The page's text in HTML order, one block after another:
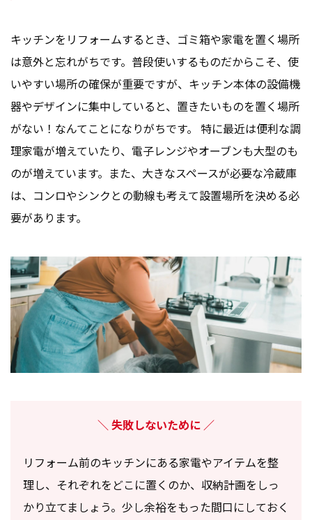
キッチンをリフォームするとき、ゴミ箱や家電を置く場所
は意外と忘れがちです。普段使いするものだからこそ、使
いやすい場所の確保が重要ですが、キッチン本体の設備機
器やデザインに集中していると、置きたいものを置く場所
がない！なんてことになりがちです。 特に最近は便利な調
理家電が増えていたり、電子レンジやオーブンも大型のも
のが増えています。また、大きなスペースが必要な冷蔵庫
は、コンロやシンクとの動線も考えて設置場所を決める必
要があります。
失敗しないために
リフォーム前のキッチンにある家電やアイテムを整
理し、それぞれをどこに置くのか、収納計画をしっ
かり立てましょう。少し余裕をもった間口にしておく